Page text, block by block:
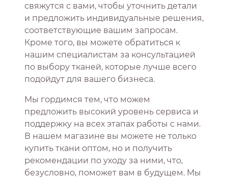
свяжутся с вами, чтобы уточнить детали
и предложить индивидуальные решения,
соответствующие вашим запросам.
Кроме того, вы можете обратиться к
нашим специалистам за консультацией
по выбору тканей, которые лучше всего
подойдут для вашего бизнеса.
Мы гордимся тем, что можем
предложить высокий уровень сервиса и
поддержку на всех этапах работы с нами.
В нашем магазине вы можете не только
купить ткани оптом, но и получить
рекомендации по уходу за ними, что,
безусловно, поможет вам в будущем. Мы